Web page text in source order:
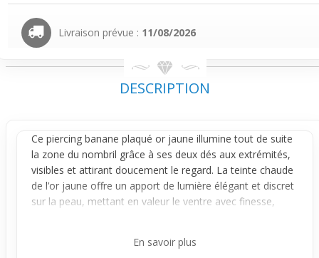
Livraison prévue : 11/08/2026
DESCRIPTION
Ce piercing banane plaqué or jaune illumine tout de suite
la zone du nombril grâce à ses deux dés aux extrémités,
visibles et attirant doucement le regard. La teinte chaude
de l’or jaune offre un apport de lumière élégant et discret
sur la peau, mettant en valeur le ventre avec finesse,
En savoir plus